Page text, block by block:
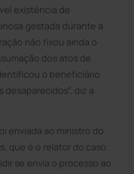
existência de
gestada durante a
não fixou ainda o
dos atos de
o beneficiário
desaparecidos”, diz a
enviada ao ministro do
que é o relator do caso.
se envia o processo ao